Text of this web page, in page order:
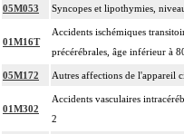
05M053 Syncopes et lipothymies,
01M16T
Accidents ischémiques
précérébrales, âge inférieur à
05M172 Autres affections de l'appareil
01M302
Accidents vasculaires
2